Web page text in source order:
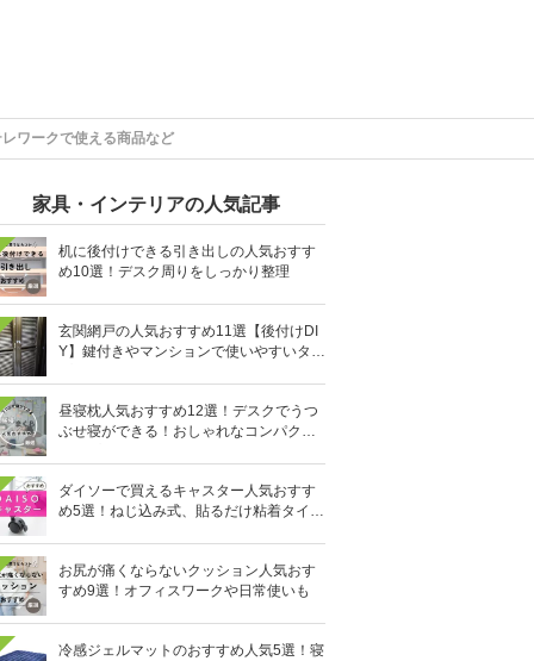
ワークで使える商品など
家具・インテリアの人気記事
机に後付けできる引き出しの人気おすす
め10選！デスク周りをしっかり整理
玄関網戸の人気おすすめ11選【後付けDI
Y】鍵付きやマンションで使いやすいタイ
昼寝枕人気おすすめ12選！デスクでうつ
ぶせ寝ができる！おしゃれなコンパクト
ダイソーで買えるキャスター人気おすす
め5選！ねじ込み式、貼るだけ粘着タイプ
お尻が痛くならないクッション人気おす
すめ9選！オフィスワークや日常使いも
冷感ジェルマットのおすすめ人気5選！寝